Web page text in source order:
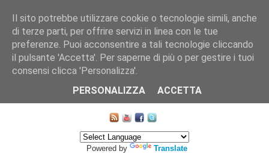
CHI SIAMO LE SEZIONI ASSICURGRANDA
ISCRIZIONE L'AVVOCATO RISPONDE SONDAGGI
Powered by Translate
Il sito potrebbe utilizzare cookie o tecnologie simili, anche
di terze parti, per offrire servizi in linea con le tue
preferenze. Puoi acconsentire a tali tecnologie cliccando
il pulsante 'Accetta'. Per saperne di più o per gestire i tuoi
consensi clicca 'Personalizza'.
PERSONALIZZA
ACCETTA